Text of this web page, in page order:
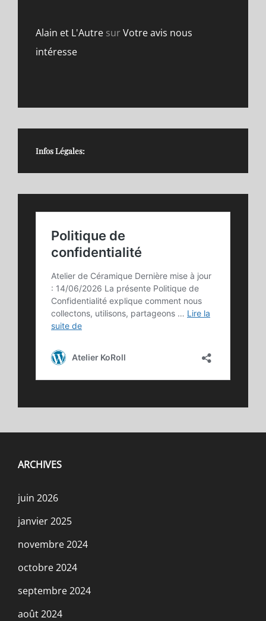
Alain et L'Autre surVotre avis nous
intéresse
Infos Légales:
ARCHIVES
juin 2026
janvier 2025
novembre 2024
octobre 2024
septembre 2024
août 2024